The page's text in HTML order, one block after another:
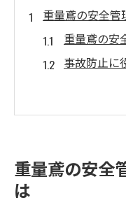
重量鳶の安全管
重量鳶の安
事故防止に
重量鳶が
現場で役立つ重
重量鳶が
重量鳶の安全
は